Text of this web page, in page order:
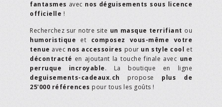
fantasmes avec nos déguisements sous licence
officielle !
Recherchez sur notre site un masque terrifiant ou
humoristique et composez vous-même votre
tenue avec nos accessoires pour un style cool et
décontracté en ajoutant la touche finale avec une
perruque incroyable. La boutique en ligne
deguisements-cadeaux.ch propose plus de
25'000 références pour tous les goûts !